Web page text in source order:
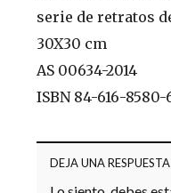
serie de retratos
30X30 cm
AS 00634-2014
ISBN 84-616-8580-
DEJA UNA RESPUESTA